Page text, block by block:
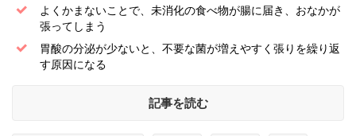
よくかまないことで、未消化の食べ物が腸に届き、おなかが
張ってしまう
胃酸の分泌が少ないと、不要な菌が増えやすく張りを繰り返
す原因になる
記事を読む